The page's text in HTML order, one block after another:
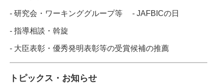
- 研究会・ワーキンググループ等 - JAFBICの日
- 指導相談・斡旋
- 大臣表彰・優秀発明表彰等の受賞候補の推薦
トピックス・お知らせ